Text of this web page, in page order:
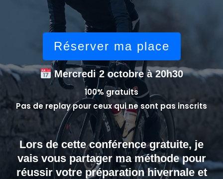
Réserver ma place
Mercredi 2 octobre à 20h30
100% gratuits
Pas de replay pour ceux qui ne sont pas inscrits
Lors de cette conférence gratuite, je
vais vous partager ma méthode pour
réussir votre préparation hivernale et